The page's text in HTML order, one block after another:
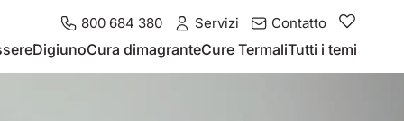
800 684 380 Servizi Contatto
DigiunoCura dimagranteCure TermaliTutti i temi